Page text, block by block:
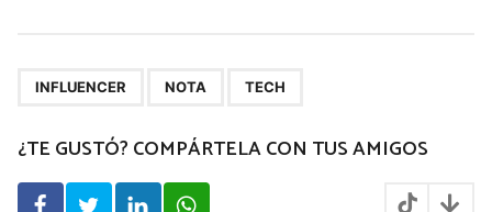
i
n
INFLUENCER NOTA TECH
¿TE GUSTÓ? COMPÁRTELA CON TUS AMIGOS